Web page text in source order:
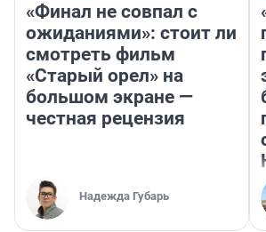
«Финал не совпал с
ожиданиями»: стоит ли
смотреть фильм
«Старый орел» на
большом экране —
честная рецензия
Надежда Губарь